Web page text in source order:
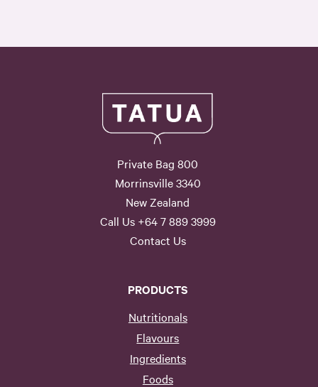
Private Bag 800
Morrinsville 3340
New Zealand
Call Us +64 7 889 3999
Contact Us
PRODUCTS
Nutritionals
Flavours
Ingredients
Foods